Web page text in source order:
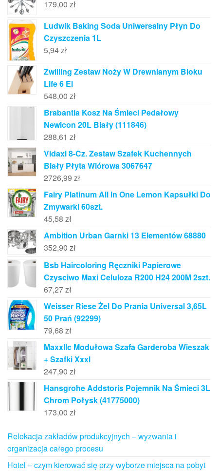
179,00 zł
Ludwik Baking Soda Uniwersalny Płyn Do
Czyszczenia 1L
5,94zł
Zwilling Zestaw Noży W Drewnianym Bloku
Life 6 El
548,00 zł
Brabantia Kosz Na Śmieci Pedałowy
Newicon 20L Biały (111846)
288,61 zł
Vidaxl 8-Cz. Zestaw Szafek Kuchennych
Biały Płyta Wiórowa 3067647
2726,99 zł
Fairy Platinum All In One Lemon Kapsułki Do
Zmywarki 60szt.
45,58 zł
Ambition Urban Garnki 13 Elementów 68880
352,90 zł
Bsb Haircoloring Ręczniki Papierowe
Czysciwo Maxi Celuloza R200 H24 200M 2szt.
67,27zł
Weisser Riese Żel Do Prania Universal 3,65L
50 Prań (92299)
79,68 zł
Maxxllc Modułowa Szafa Garderoba Wieszak
+ Szafki Xxxl
247,90 zł
Hansgrohe Addstoris Pojemnik Na Śmieci 3L
Chrom Połysk (41775000)
173,00 zł
Relokacja zakładów produkcyjnych – wyzwania i
organizacja całego procesu
Hotel – czym kierować się przy wyborze miejsca na pobyt